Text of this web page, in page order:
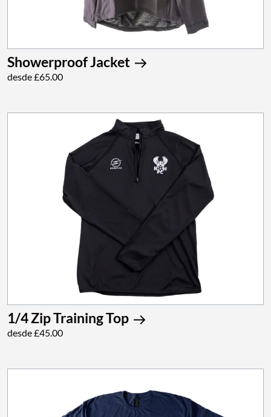
Showerproof Jacket
desde £65.00
1/4 Zip Training Top
desde £45.00